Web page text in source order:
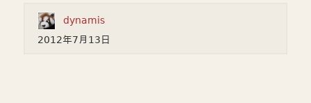
dynamis
2012年7月13日